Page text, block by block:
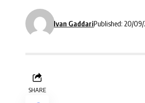
Ivan GaddariPublished: 20/
SHARE